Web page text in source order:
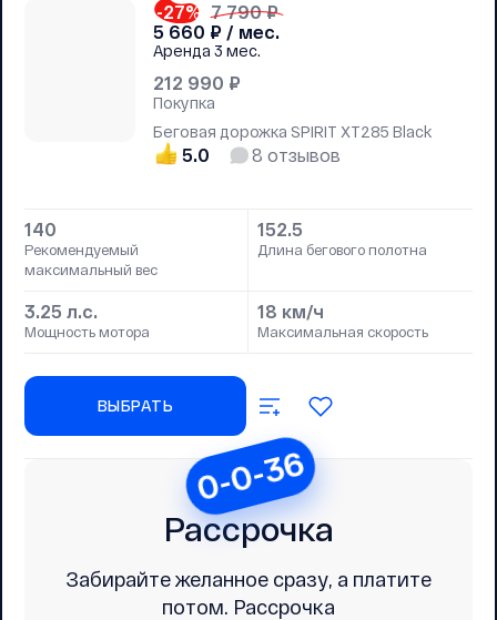
-27% 7 790 ₽
5 660 ₽ / мес.
Аренда 3 мес.
212 990 ₽
Покупка
Беговая дорожка SPIRIT XT285 Black
5.0 8 отзывов
140
Рекомендуемый
максимальный вес
152.5
Длина бегового полотна
3.25 л.с.
Мощность мотора
18 км/ч
Максимальная скорость
ВЫБРАТЬ
0-0-36
Рассрочка
Забирайте желанное сразу, а платите
потом. Рассрочка